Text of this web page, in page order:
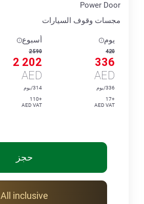
Power Door
مجسات وقوف السيارات
يوم
420
336
AED
336/يوم
+17
AED VAT
أسبوع
2 590
2 202
AED
314/يوم
+110
AED VAT
حجز
All inclusive